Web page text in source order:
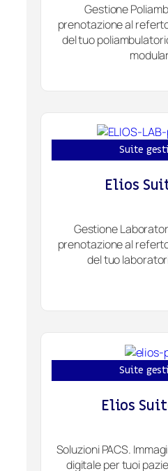
Gestione
prenotazione al
del tuo
Suite
Elios
Gestione
prenotazione al
del tuo
Suite
Elios
Soluzioni PACS.
digitale per tuoi